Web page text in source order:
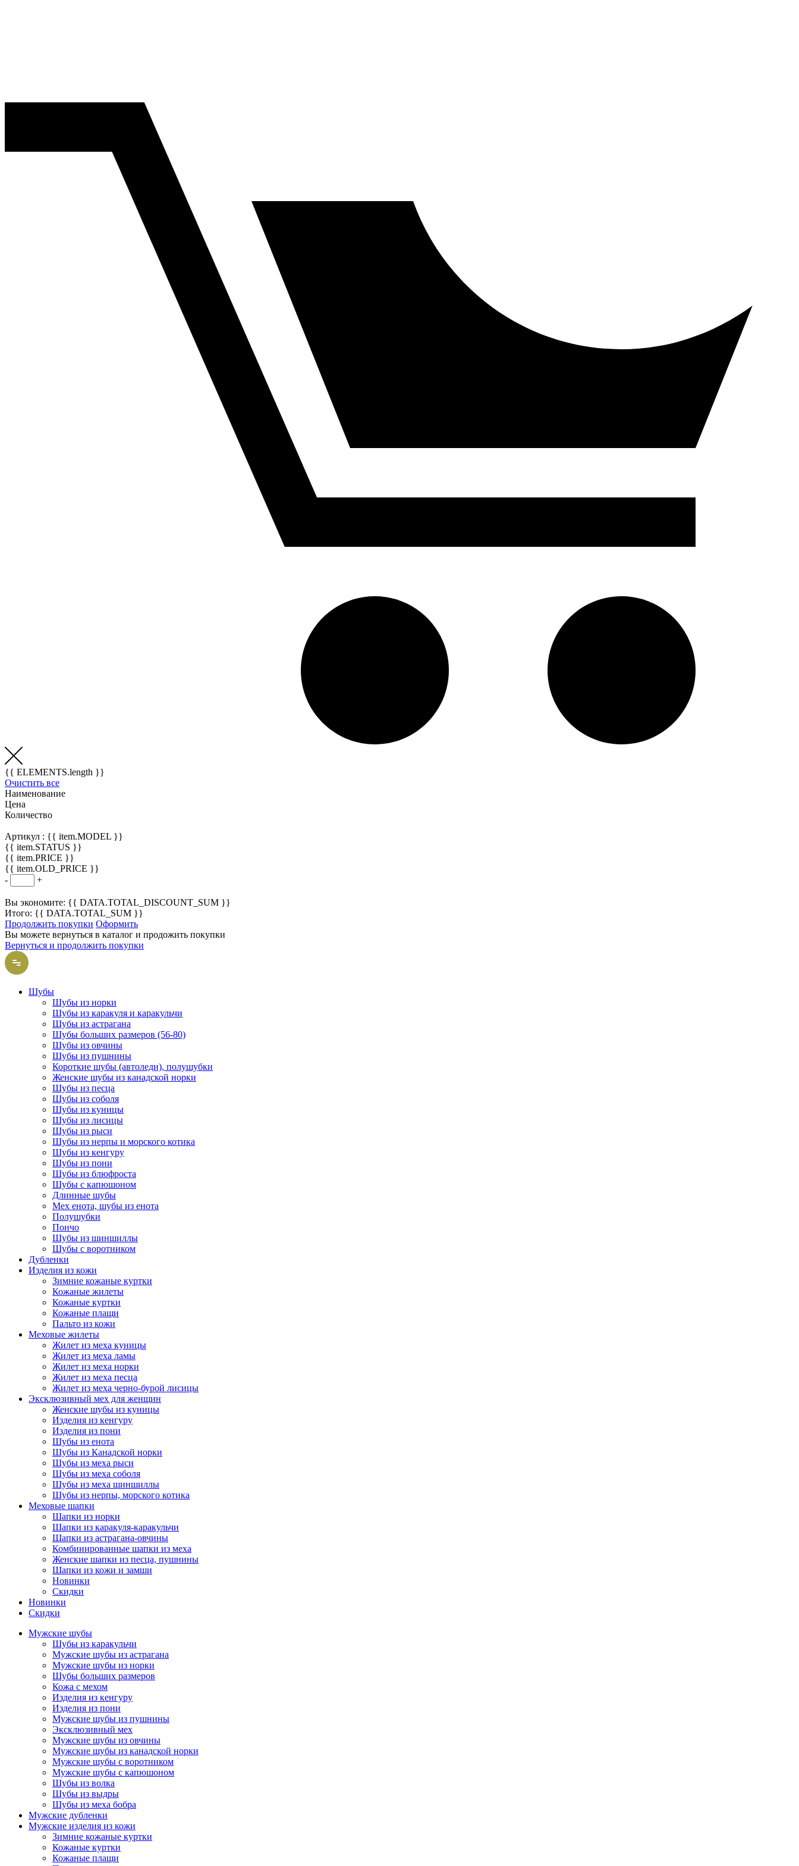
{{ ELEMENTS.length }}
Очистить все
Наименование
Цена
Количество
Артикул : {{ item.MODEL }}
{{ item.STATUS }}
{{ item.PRICE }}
{{ item.OLD_PRICE }}
-
+
Вы экономите: {{ DATA.TOTAL_DISCOUNT_SUM }}
Итого: {{ DATA.TOTAL_SUM }}
Продолжить покупки Оформить
Вы можете вернуться в каталог и продожить покупки
Вернуться и продолжить покупки
Шубы
Шубы из норки
Шубы из каракуля и каракульчи
Шубы из астрагана
Шубы больших размеров (56-80)
Шубы из овчины
Шубы из пушнины
Короткие шубы (автоледи), полушубки
Женские шубы из канадской норки
Шубы из песца
Шубы из соболя
Шубы из куницы
Шубы из лисицы
Шубы из рыси
Шубы из нерпы и морского котика
Шубы из кенгуру
Шубы из пони
Шубы из блюфроста
Шубы с капюшоном
Длинные шубы
Мех енота, шубы из енота
Полушубки
Пончо
Шубы из шиншиллы
Шубы с воротником
Дубленки
Изделия из кожи
Зимние кожаные куртки
Кожаные жилеты
Кожаные куртки
Кожаные плащи
Пальто из кожи
Меховые жилеты
Жилет из меха куницы
Жилет из меха ламы
Жилет из меха норки
Жилет из меха песца
Жилет из меха черно-бурой лисицы
Эксклюзивный мех для женщин
Женские шубы из куницы
Изделия из кенгуру
Изделия из пони
Шубы из енота
Шубы из Канадской норки
Шубы из меха рыси
Шубы из меха соболя
Шубы из меха шиншиллы
Шубы из нерпы, морского котика
Меховые шапки
Шапки из норки
Шапки из каракуля-каракульчи
Шапки из астрагана-овчины
Комбинированные шапки из меха
Женские шапки из песца, пушнины
Шапки из кожи и замши
Новинки
Скидки
Новинки
Скидки
Мужские шубы
Шубы из каракульчи
Мужские шубы из астрагана
Мужские шубы из норки
Шубы больших размеров
Кожа с мехом
Изделия из кенгуру
Изделия из пони
Мужские шубы из пушнины
Эксклюзивный мех
Мужские шубы из овчины
Мужские шубы из канадской норки
Мужские шубы с воротником
Мужские шубы с капюшоном
Шубы из волка
Шубы из выдры
Шубы из меха бобра
Мужские дубленки
Мужские изделия из кожи
Зимние кожаные куртки
Кожаные куртки
Кожаные плащи